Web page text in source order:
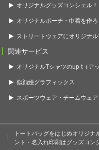
オリジナルグッズコンシェル！
オリジナルポーチ・巾着を作ろ
ストリートウェアにオリジナル
関連サービス
オリジナルTシャツのup-t（ア
似顔絵グラフィックス
スポーツウェア・チームウェ
トートバッグをはじめオリジナ
ント・名入れ印刷はグッズコン